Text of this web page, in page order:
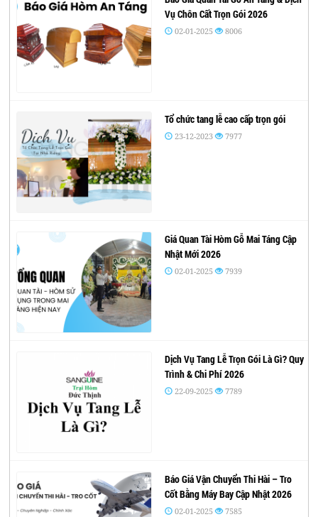
Vụ Chôn Cất Trọn Gói 2026
02-01-2025 8006
Tổ chức tang lễ cao cấp trọn gói
23-12-2023 7977
Giá Quan Tài Hòm Gỗ Mai Táng Cập
Nhật Mới 2026
02-01-2025 7939
Dịch Vụ Tang Lễ Trọn Gói Là Gì? Quy
Trình & Chi Phí 2026
22-09-2025 7789
Báo Giá Vận Chuyển Thi Hài – Tro
Cốt Bằng Máy Bay Cập Nhật 2026
02-01-2025 7585